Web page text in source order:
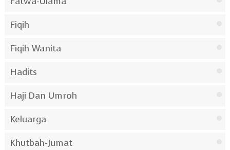
Fiqih
Fiqih Wanita
Hadits
Haji Dan Umroh
Keluarga
Khutbah-Jumat